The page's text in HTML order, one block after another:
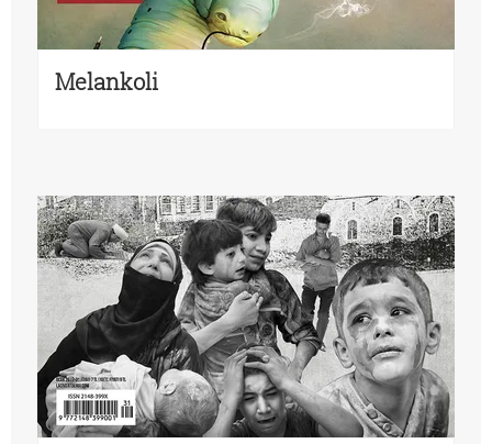
Melankoli